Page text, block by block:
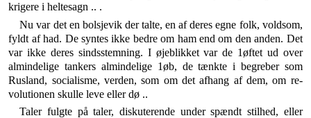
krigere i heltesagn .. .
Nu var det en bolsjevik der talte, en af deres egne folk, voldsom,
fyldt af had. De syntes ikke bedre om ham end om den anden. Det
var ikke deres sindsstem­ning. I øjeblikket var de 1øftet ud over
almindelige tan­kers almindelige 1øb, de tænkte i begreber som
Rusland, socialisme, verden, som om det afhang af dem, om re­
volutionen skulle leve eller dø ..
Taler fulgte på taler, diskuterende under spændt stil­hed, eller